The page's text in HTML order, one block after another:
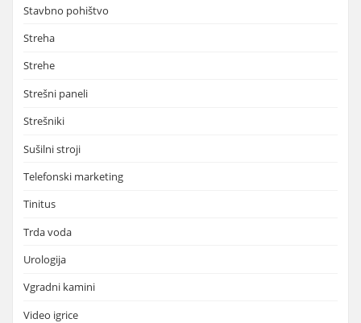
Stavbno pohištvo
Streha
Strehe
Strešni paneli
Strešniki
Sušilni stroji
Telefonski marketing
Tinitus
Trda voda
Urologija
Vgradni kamini
Video igrice